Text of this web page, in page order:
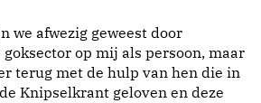
we afwezig geweest door
op mij als persoon, maar
terug met de hulp van hen die in
Knipselkrant geloven en deze